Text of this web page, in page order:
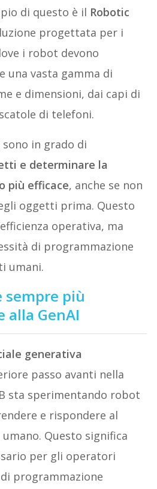
di questo è il Robotic
progettata per i
i robot devono
una vasta gamma di
e dimensioni, dai capi di
di telefoni.
sono in grado di
e determinare la
più efficace, anche se non
oggetti prima. Questo
operativa, ma
di programmazione
umani.
sempre più
alla GenAI
generativa
passo avanti nella
sta sperimentando robot
e rispondere al
Questo significa
per gli operatori
programmazione